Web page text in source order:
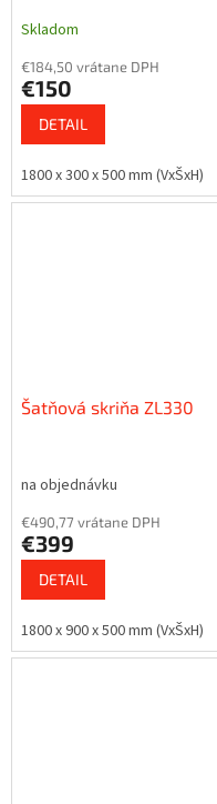
Skladom
€184,50 vrátane DPH
€150
DETAIL
1800 x 300 x 500 mm (VxŠxH)
Šatňová skriňa ZL330
na objednávku
€490,77 vrátane DPH
€399
DETAIL
1800 x 900 x 500 mm (VxŠxH)